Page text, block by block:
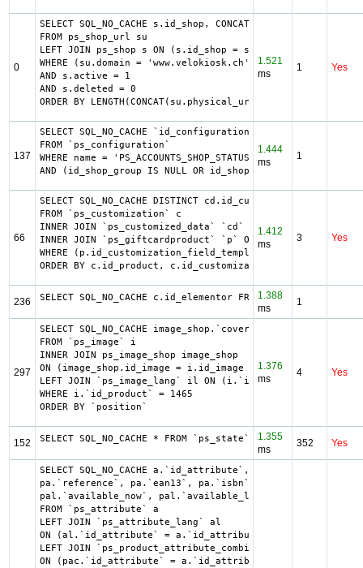
0
SELECT SQL_NO_CACHE s.id_shop,
FROM ps_shop_url su
LEFT JOIN ps_shop s ON (s.id_shop = su.id_shop)
WHERE (su.domain = 'www.velokiosk.ch' OR su.domain_ssl
AND s.active = 1
AND s.deleted = 0
ORDER BY LENGTH(CONCAT(su.physical_uri, su.virtual_uri))
1.521
ms
1 Yes
137
SELECT SQL_NO_CACHE `id_configuration`
FROM `ps_configuration`
WHERE name = 'PS_ACCOUNTS_SHOP_STATUS'
AND (id_shop_group IS NULL OR id_shop_group = 0) AND
1.444
ms
1
66
SELECT SQL_NO_CACHE DISTINCT cd.id_customization,
FROM `ps_customization` c
INNER JOIN `ps_customized_data` `cd` ON
INNER JOIN `ps_giftcardproduct` `p` ON p.id_product =
WHERE (p.id_customization_field_template = cd.index)
ORDER BY c.id_product, c.id_customization, cd.index
1.412
ms
3 Yes
236 SELECT SQL_NO_CACHE c.id_elementor FROM
1.388
ms
1
297
SELECT SQL_NO_CACHE image_shop.`cover`,
FROM `ps_image` i
INNER JOIN ps_image_shop image_shop
ON (image_shop.id_image = i.id_image AND
LEFT JOIN `ps_image_lang` il ON (i.`id_image` =
WHERE i.`id_product` = 1465
ORDER BY `position`
1.376
ms
4 Yes
152 SELECT SQL_NO_CACHE * FROM `ps_state` ORDER BY `name` ASC
1.355
ms
352 Yes
SELECT SQL_NO_CACHE a.`id_attribute`,
pa.`reference`, pa.`ean13`, pa.`isbn`, pa.`upc`,
pal.`available_now`, pal.`available_later`
FROM `ps_attribute` a
LEFT JOIN `ps_attribute_lang` al
ON (al.`id_attribute` = a.`id_attribute` AND
LEFT JOIN `ps_product_attribute_combination` pac
ON (pac.`id_attribute` = a.`id_attribute`)